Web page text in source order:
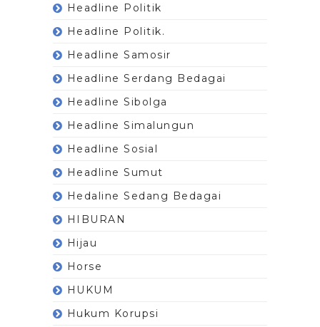
Headline Politik
Headline Politik.
Headline Samosir
Headline Serdang Bedagai
Headline Sibolga
Headline Simalungun
Headline Sosial
Headline Sumut
Hedaline Sedang Bedagai
HIBURAN
Hijau
Horse
HUKUM
Hukum Korupsi